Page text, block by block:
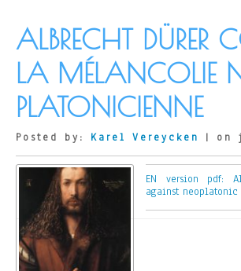
ALBRECHT DÜRER
LA MÉLANCOLIE
PLATONICIENNE
Posted by: Karel Vereycken | on
EN version pdf:
against